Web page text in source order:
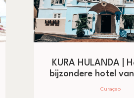
KURA HULANDA |
bijzondere hotel
Curaçao